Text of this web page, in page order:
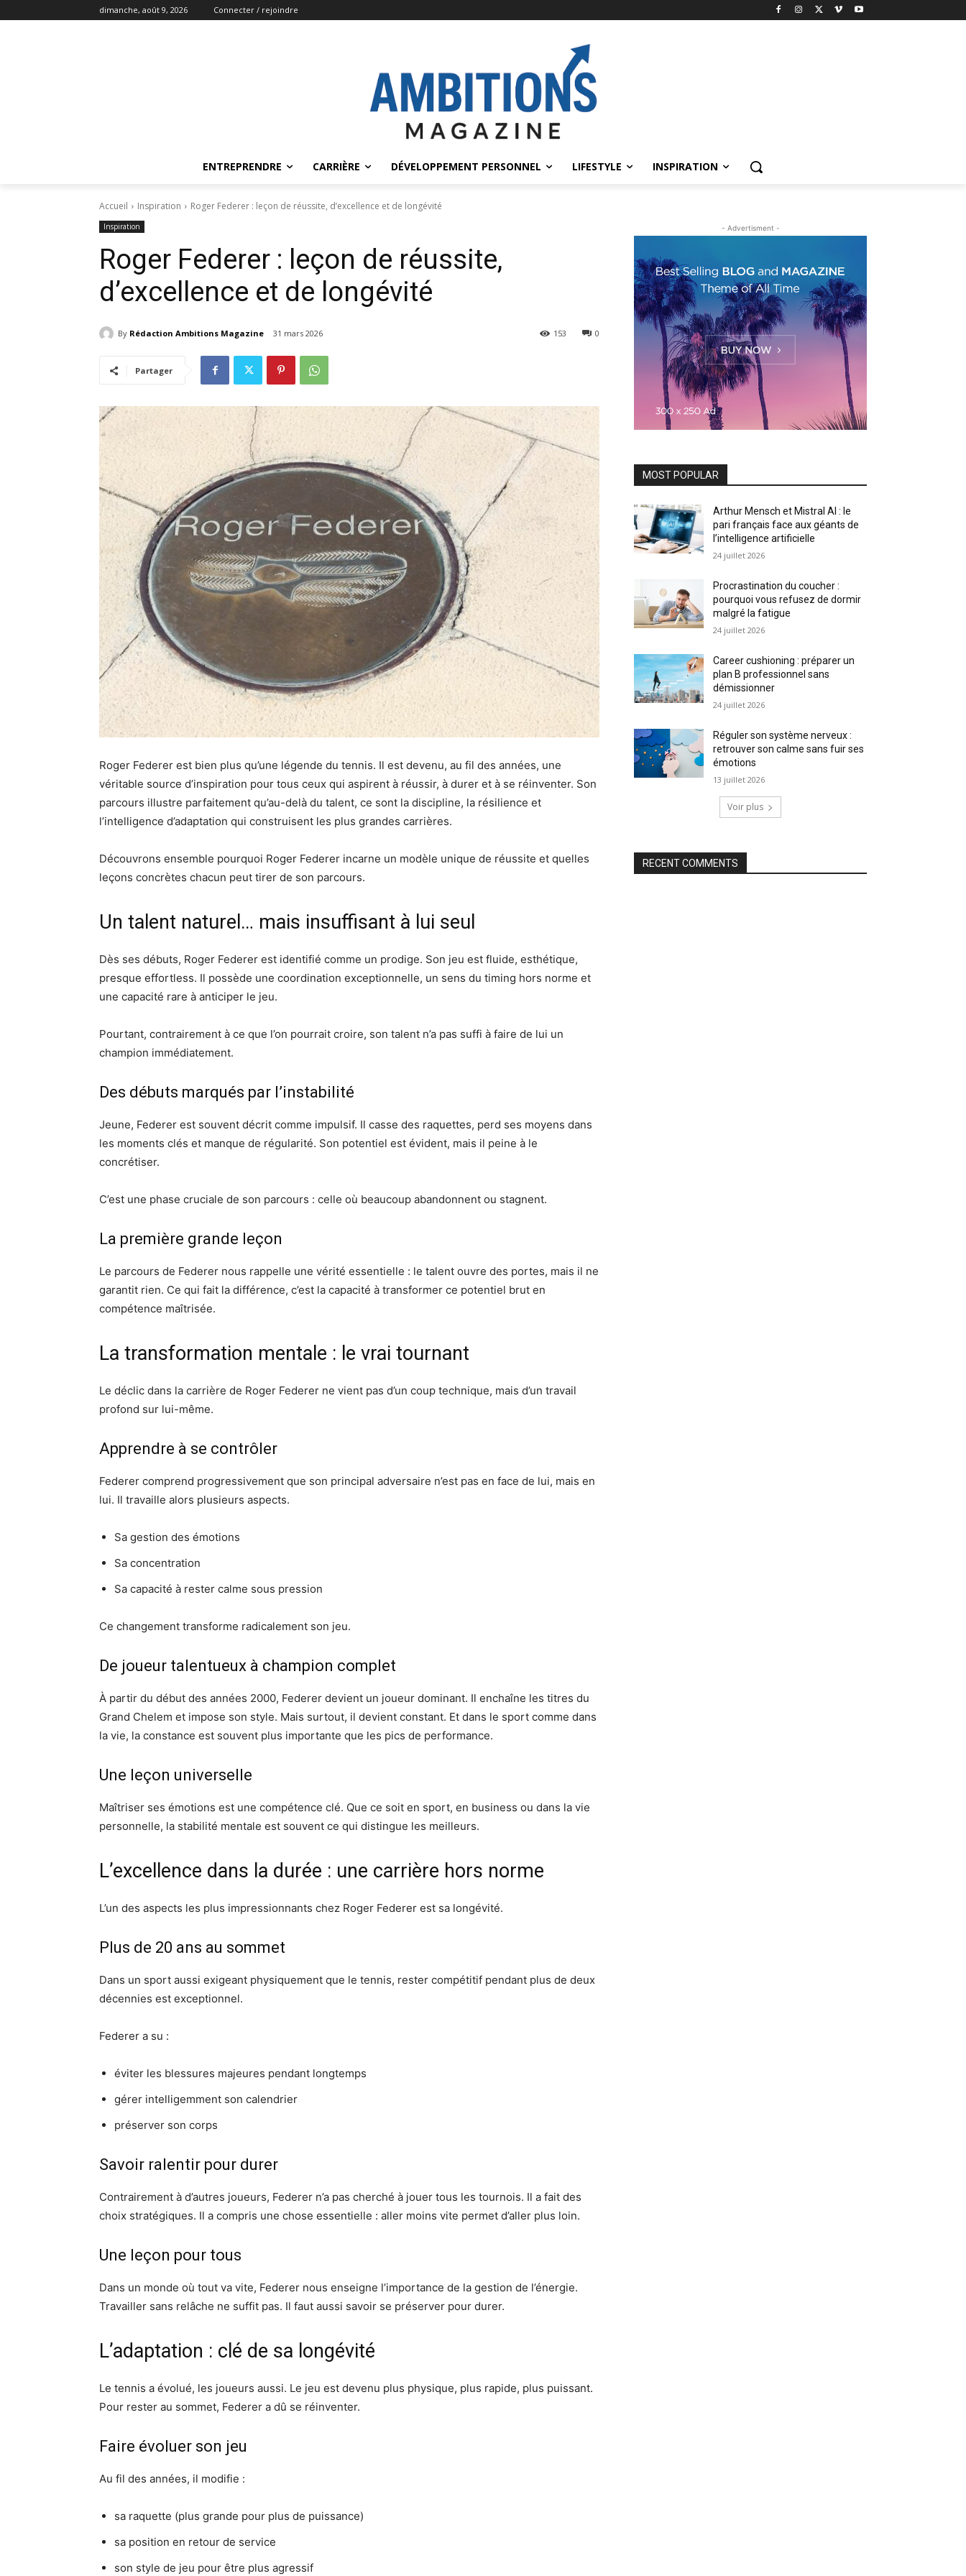
dimanche, août 9, 2026 Connecter / rejoindre
ENTREPRENDRE CARRIÈRE DÉVELOPPEMENT PERSONNEL LIFESTYLE INSPIRATION
Accueil Inspiration Roger Federer : leçon de réussite, d’excellence et de longévité
Inspiration
Roger Federer : leçon de réussite,
d’excellence et de longévité
By Rédaction Ambitions Magazine 31 mars 2026 0
153
Partager
Roger Federer est bien plus qu’une légende du tennis. Il est devenu, au fil des années, une
véritable source d’inspiration pour tous ceux qui aspirent à réussir, à durer et à se réinventer. Son
parcours illustre parfaitement qu’au-delà du talent, ce sont la discipline, la résilience et
l’intelligence d’adaptation qui construisent les plus grandes carrières.
Découvrons ensemble pourquoi Roger Federer incarne un modèle unique de réussite et quelles
leçons concrètes chacun peut tirer de son parcours.
Un talent naturel… mais insuffisant à lui seul
Dès ses débuts, Roger Federer est identifié comme un prodige. Son jeu est fluide, esthétique,
presque effortless. Il possède une coordination exceptionnelle, un sens du timing hors norme et
une capacité rare à anticiper le jeu.
Pourtant, contrairement à ce que l’on pourrait croire, son talent n’a pas suffi à faire de lui un
champion immédiatement.
Des débuts marqués par l’instabilité
Jeune, Federer est souvent décrit comme impulsif. Il casse des raquettes, perd ses moyens dans
les moments clés et manque de régularité. Son potentiel est évident, mais il peine à le
concrétiser.
C’est une phase cruciale de son parcours : celle où beaucoup abandonnent ou stagnent.
La première grande leçon
Le parcours de Federer nous rappelle une vérité essentielle : le talent ouvre des portes, mais il ne
garantit rien. Ce qui fait la différence, c’est la capacité à transformer ce potentiel brut en
compétence maîtrisée.
La transformation mentale : le vrai tournant
Le déclic dans la carrière de Roger Federer ne vient pas d’un coup technique, mais d’un travail
profond sur lui-même.
Apprendre à se contrôler
Federer comprend progressivement que son principal adversaire n’est pas en face de lui, mais en
lui. Il travaille alors plusieurs aspects.
Sa gestion des émotions
Sa concentration
Sa capacité à rester calme sous pression
Ce changement transforme radicalement son jeu.
De joueur talentueux à champion complet
À partir du début des années 2000, Federer devient un joueur dominant. Il enchaîne les titres du
Grand Chelem et impose son style. Mais surtout, il devient constant. Et dans le sport comme dans
la vie, la constance est souvent plus importante que les pics de performance.
Une leçon universelle
Maîtriser ses émotions est une compétence clé. Que ce soit en sport, en business ou dans la vie
personnelle, la stabilité mentale est souvent ce qui distingue les meilleurs.
L’excellence dans la durée : une carrière hors norme
L’un des aspects les plus impressionnants chez Roger Federer est sa longévité.
Plus de 20 ans au sommet
Dans un sport aussi exigeant physiquement que le tennis, rester compétitif pendant plus de deux
décennies est exceptionnel.
Federer a su :
éviter les blessures majeures pendant longtemps
gérer intelligemment son calendrier
préserver son corps
Savoir ralentir pour durer
Contrairement à d’autres joueurs, Federer n’a pas cherché à jouer tous les tournois. Il a fait des
choix stratégiques. Il a compris une chose essentielle : aller moins vite permet d’aller plus loin.
Une leçon pour tous
Dans un monde où tout va vite, Federer nous enseigne l’importance de la gestion de l’énergie.
Travailler sans relâche ne suffit pas. Il faut aussi savoir se préserver pour durer.
L’adaptation : clé de sa longévité
Le tennis a évolué, les joueurs aussi. Le jeu est devenu plus physique, plus rapide, plus puissant.
Pour rester au sommet, Federer a dû se réinventer.
Faire évoluer son jeu
Au fil des années, il modifie :
sa raquette (plus grande pour plus de puissance)
sa position en retour de service
son style de jeu pour être plus agressif
- Advertisment -
MOST POPULAR
Arthur Mensch et Mistral AI : le
pari français face aux géants de
l’intelligence artificielle
24 juillet 2026
Procrastination du coucher :
pourquoi vous refusez de dormir
malgré la fatigue
24 juillet 2026
Career cushioning : préparer un
plan B professionnel sans
démissionner
24 juillet 2026
Réguler son système nerveux :
retrouver son calme sans fuir ses
émotions
13 juillet 2026
Voir plus
RECENT COMMENTS